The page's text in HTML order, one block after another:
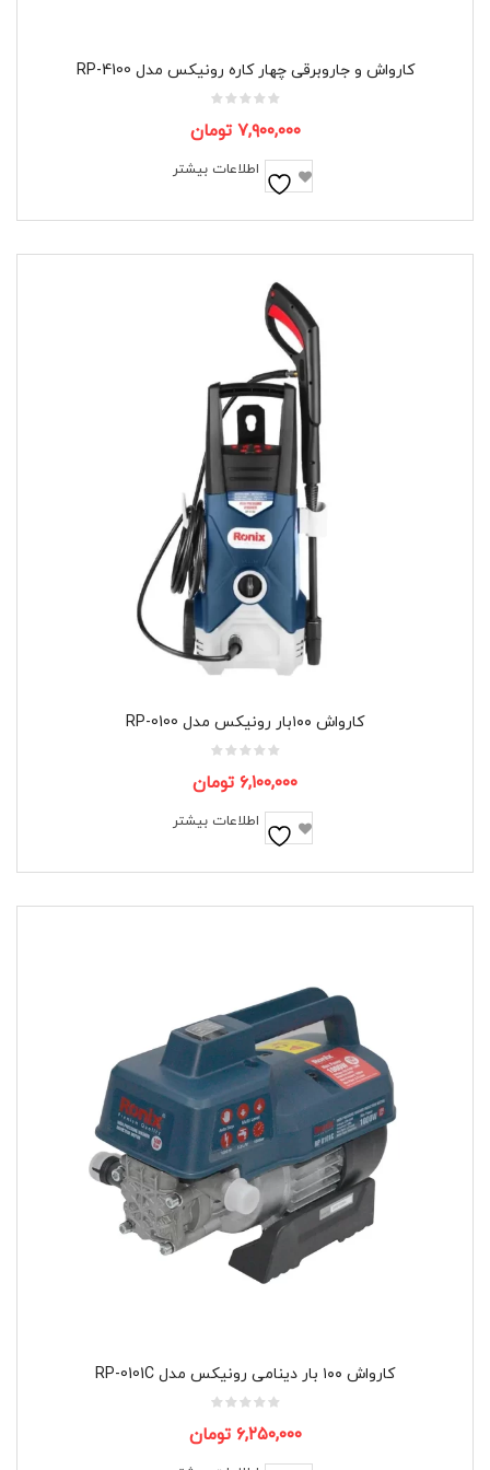
کارواش و جاروبرقی چهار کاره رونیکس مدل RP-4100
۷,۹۰۰,۰۰۰ تومان
اطلاعات بیشتر
کارواش ۱۰۰بار رونیکس مدل RP-0100
۶,۱۰۰,۰۰۰ تومان
اطلاعات بیشتر
کارواش ۱۰۰ بار دینامی رونیکس مدل RP-0101C
۶,۲۵۰,۰۰۰ تومان